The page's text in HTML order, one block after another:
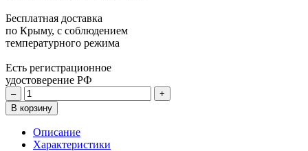
Бесплатная доставка
по Крыму, с соблюдением
температурного режима
Есть регистрационное
удостоверение РФ
–
+
В корзину
Описание
Характеристики